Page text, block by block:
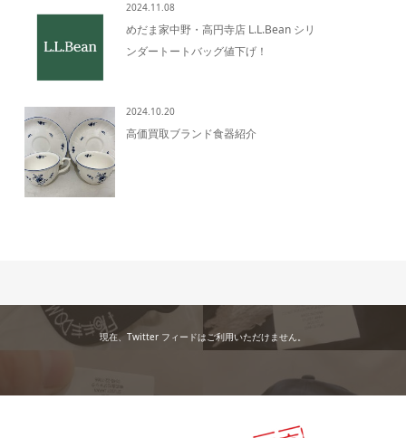
2024.11.08
めだま家中野・高円寺店 L.L.Bean シリ
ンダートートバッグ値下げ！
2024.10.20
高価買取ブランド食器紹介
現在、Twitter フィードはご利用いただけません。